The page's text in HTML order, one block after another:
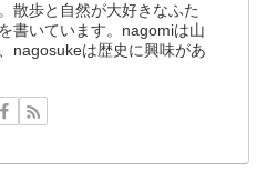
散歩と自然が大好きなふた
書いています。nagomiは山
nagosukeは歴史に興味があ